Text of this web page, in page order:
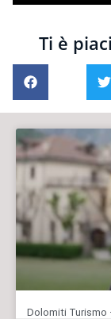
Ti è
Dolomiti Turismo